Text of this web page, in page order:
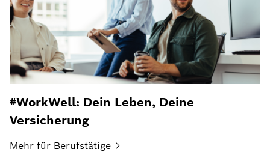
#WorkWell: Dein Leben, Deine
Versicherung
Mehr für Berufstätige